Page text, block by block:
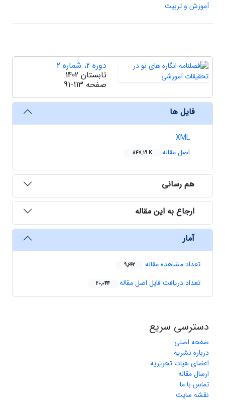
آموزش و تربیت
دوره 2، شماره 2
تابستان 1402
صفحه 91-113
فایل ها
XML
اصل مقاله
847.19 K
هم رسانی
ارجاع به این مقاله
آمار
تعداد مشاهده مقاله 9,642
تعداد دریافت فایل اصل مقاله 20,044
دسترسی سریع
صفحه اصلی
درباره نشریه
اعضای هیات تحریریه
ارسال مقاله
تماس با ما
نقشه سایت